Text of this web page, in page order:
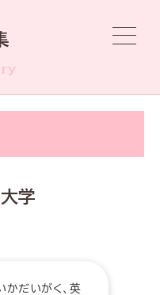
学
かだいがく、英